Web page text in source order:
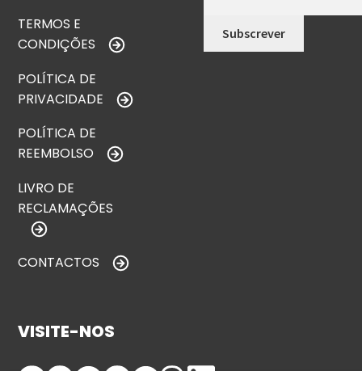
TERMOS E
CONDIÇÕES
POLÍTICA DE
PRIVACIDADE
POLÍTICA DE
REEMBOLSO
LIVRO DE
RECLAMAÇÕES
CONTACTOS
VISITE-NOS